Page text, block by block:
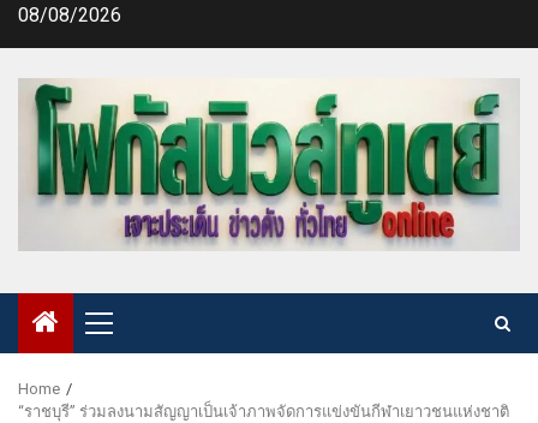
Skip08/08/2026
Primary
Menu
Home
“ราชบุรี” ร่วมลงนามสัญญาเป็นเจ้าภาพจัดการแข่งขันกีฬาเยาวชนแห่งชาติ